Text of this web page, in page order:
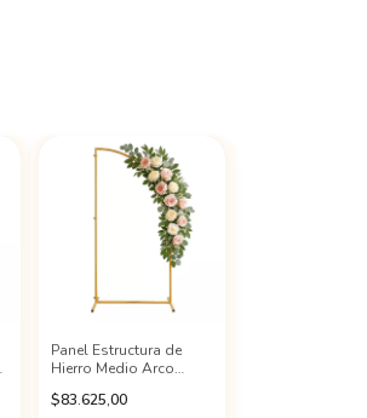
Panel Estructura de
Hierro Medio Arco
$83.625,00